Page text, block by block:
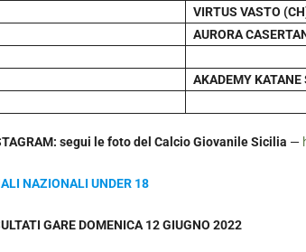
VIRTUS VASTO
AURORA
AKADEMY KATANE
segui le foto del Calcio Giovanile Sicilia —
NAZIONALI UNDER 18
GARE DOMENICA 12 GIUGNO 2022